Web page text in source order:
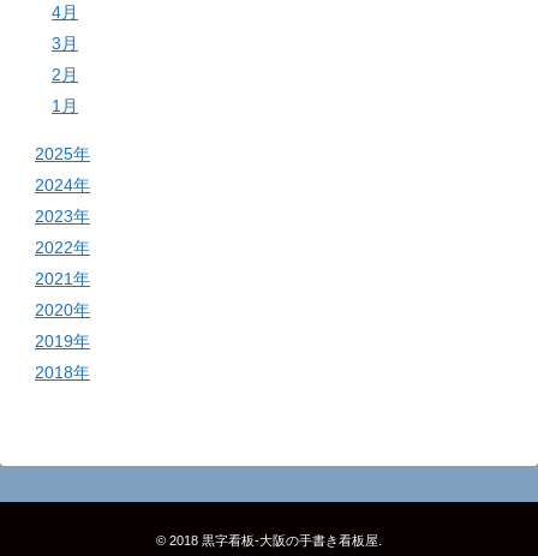
4月
3月
2月
1月
2025年
2024年
2023年
2022年
2021年
2020年
2019年
2018年
© 2018 黒字看板‐大阪の手書き看板屋